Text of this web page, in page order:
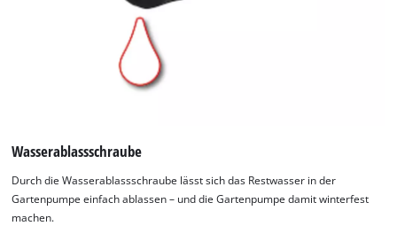
Wasserablassschraube
Durch die Wasserablassschraube lässt sich das Restwasser in der
Gartenpumpe einfach ablassen – und die Gartenpumpe damit winterfest
machen.